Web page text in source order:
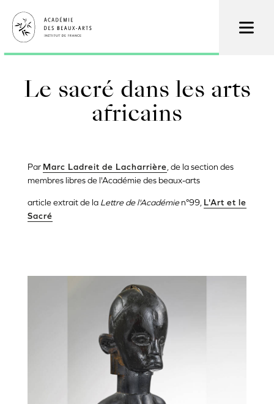
contenu
principal
Le sacré dans les arts
africains
Par Marc Ladreit de Lacharrière, de la section des
membres libres de l'Académie des beaux-arts
article extrait de la Lettre de l'Académien°99, L'Art et le
Sacré